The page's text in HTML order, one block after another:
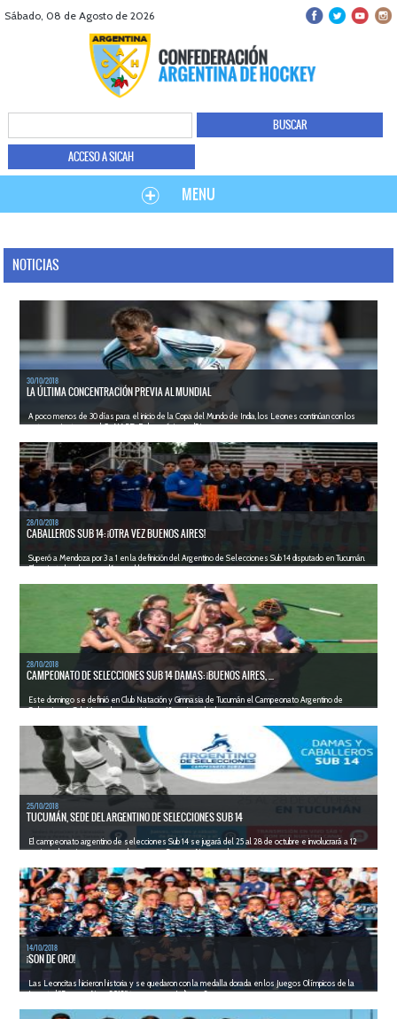
Sábado, 08 de Agosto de 2026
ACCESO A SICAH
MENU
NOTICIAS
30/10/2018
LA ÚLTIMA CONCENTRACIÓN PREVIA AL MUNDIAL
A poco menos de 30 días para el inicio de la Copa del Mundo de India, los Leones continúan con los
entrenamientos en el CeNARD. En los próximos d&iac...
LEER MÁS
28/10/2018
CABALLEROS SUB 14: ¡OTRA VEZ BUENOS AIRES!
Superó a Mendoza por 3 a 1 en la definición del Argentino de Selecciones Sub 14 disputado en Tucumán.
El conjunto local se quedó con el bronce...
LEER MÁS
28/10/2018
CAMPEONATO DE SELECCIONES SUB 14 DAMAS: ¡BUENOS AIRES, ...
Este domingo se definió en Club Natación y Gimnasia de Tucumán el Campeonato Argentino de
Selecciones Sub 14 en el que participaron 12 equipos de dam...
LEER MÁS
25/10/2018
TUCUMÁN, SEDE DEL ARGENTINO DE SELECCIONES SUB 14
El campeonato argentino de selecciones Sub 14 se jugará del 25 al 28 de octubre e involucrará a 12
equipos de mujeres y nueve de varones. Buenos Aires, en d...
LEER MÁS
14/10/2018
¡SON DE ORO!
Las Leoncitas hicieron historia y se quedaron con la medalla dorada en los Juegos Olímpicos de la
Juventud "Buenos Aires 2018" tras vencer a India por 3 ...
LEER MÁS